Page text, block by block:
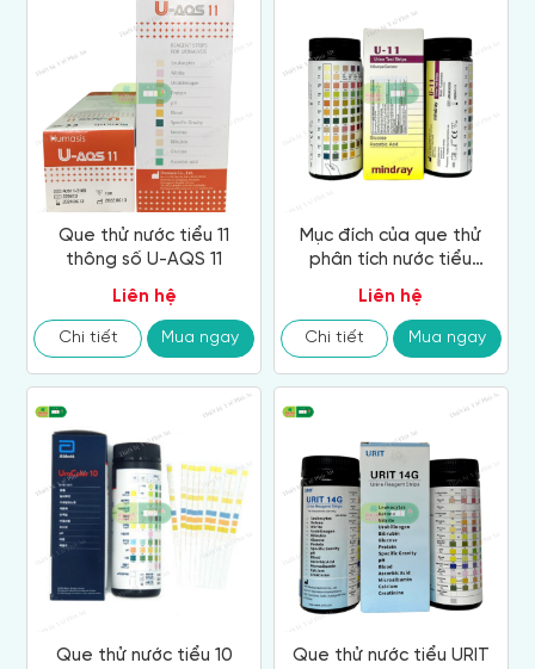
Que thử nước tiểu 11
thông số U-AQS 11
Liên hệ
Chi tiết Mua ngay
Mục đích của que thử
phân tích nước tiểu
Liên hệ
Chi tiết Mua ngay
Que thử nước tiểu 10
Que thử nước tiểu URIT